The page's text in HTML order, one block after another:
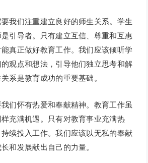
我们注重建立良好的师生关系。学生
引导者。只有建立互信、尊重和互惠
真正做好教育工作。我们应该倾听学
观点和想法，引导他们独立思考和解
系是教育成功的重要基础。
们怀有热爱和奉献精神。教育工作虽
充满机遇。只有对教育事业充满热
续投入工作。我们应该以无私的奉献
和发展献出自己的力量。